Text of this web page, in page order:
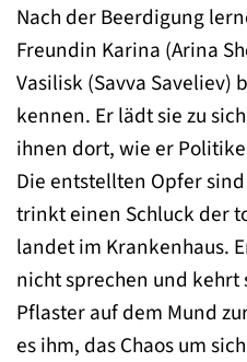
Nach der Beerdigung
Freundin Karina (Arina
Vasilisk (Savva Saveliev)
kennen. Er lädt sie zu
ihnen dort, wie er
Die entstellten Opfer
trinkt einen Schluck der
landet im Krankenhaus.
nicht sprechen und
Pflaster auf dem Mund
es ihm, das Chaos um